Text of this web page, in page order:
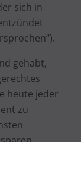
sich in
gehabt,
heute jeder
zu